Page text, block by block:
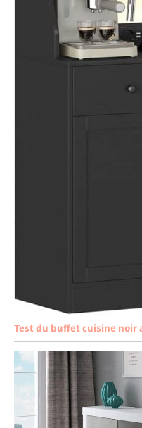
Test du buffet cuisine noir